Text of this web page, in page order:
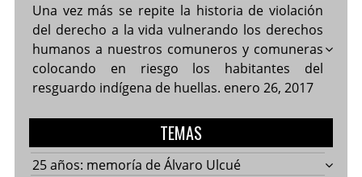
Una vez más se repite la historia de violación
del derecho a la vida vulnerando los derechos
humanos a nuestros comuneros y comuneras
colocando en riesgo los habitantes del
resguardo indígena de huellas. enero 26, 2017
TEMAS
25 años: memoría de Álvaro Ulcué